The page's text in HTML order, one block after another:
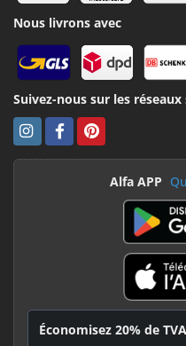
Nous livrons avec
Suivez-nous sur les réseaux
Alfa APP
Économisez 20% de